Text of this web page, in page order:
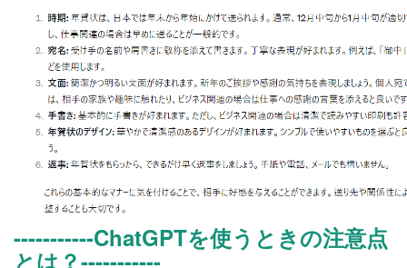
-----------ChatGPTを使うときの注意点
とは？-----------